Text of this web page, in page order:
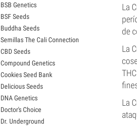
La
de
La
La
Semillas de Pineapple Express
Semillas de Chemdawg
Semillas de Hindu Kush
Semillas de Mimosa
BSB Genetics
BSF Seeds
Buddha Seeds
Semillas The Cali Connection
CBD Seeds
Compound Genetics
Cookies Seed Bank
Delicious Seeds
DNA Genetics
Doctor's Choice
Dr. Underground